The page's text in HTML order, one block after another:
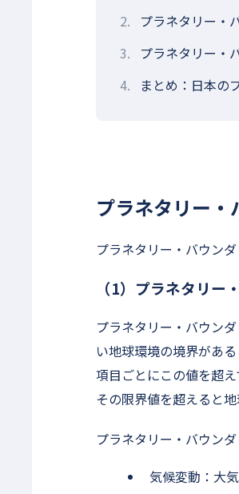
2.
プラネタリー・
3.
プラネタリー・
4.
まとめ：日本の
プラネタリー・
プラネタリー・バウン
（1）プラネタリー
プラネタリー・バウン
い地球環境の境界があ
項目ごとにこの値を超
その限界値を超えると
プラネタリー・バウン
気候変動：大